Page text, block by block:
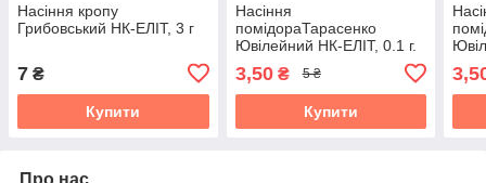
Насіння кропу
Грибовський НК-ЕЛІТ, 3 г
7 ₴
Купити
Насіння
помідораТарасенко
Ювілейний НК-ЕЛІТ, 0.1 г.
31.10.2026
3,50₴ 5 ₴
Купити
Про нас